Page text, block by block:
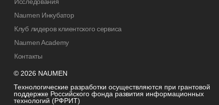
© 2026 NAUMEN
Технологические разработки осуществляются при грантовой
поддержке Российского фонда развития информационных
технологий (РФРИТ)
Naumen Инкубатор
Клуб лидеров клиентского сервиса
Naumen Academy
Контакты